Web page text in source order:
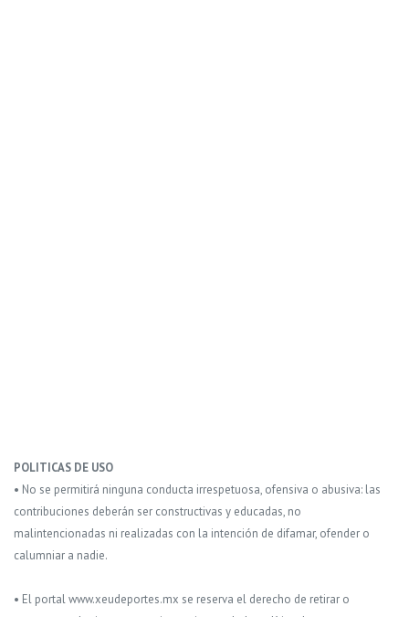
POLITICAS DE USO
• No se permitirá ninguna conducta irrespetuosa, ofensiva o abusiva: las
contribuciones deberán ser constructivas y educadas, no
malintencionadas ni realizadas con la intención de difamar, ofender o
calumniar a nadie.
• El portal www.xeudeportes.mx se reserva el derecho de retirar o